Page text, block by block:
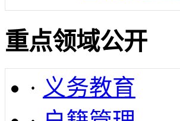
重点领域公开
· 义务教育